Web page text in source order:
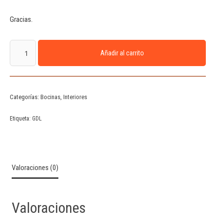
Gracias.
Añadir al carrito
Categorías: Bocinas Interiores
Etiqueta: GDL
Valoraciones (0)
Valoraciones